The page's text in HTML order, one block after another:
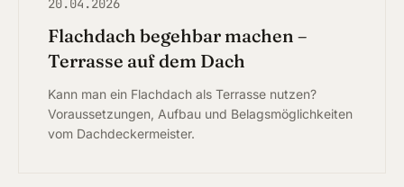
20.04.2026
Flachdach begehbar machen –
Terrasse auf dem Dach
Kann man ein Flachdach als Terrasse nutzen?
Voraussetzungen, Aufbau und Belagsmöglichkeiten
vom Dachdeckermeister.